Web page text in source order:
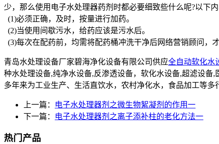
少，那么使用电子水处理器药剂时都必要细致些什么呢?以下
(1)必须正确，及时，按量进行加药。
(2)当使用间歇污水，给药应该是污水后。
(3)每次在配药前，均需将配药桶冲洗干净后网络营销顾问，
青岛水处理设备厂家碧海净化设备有限公司供应全自动软化水
种水处理设备,纯净水设备,反渗透设备，软化水设备,超滤设
多年来为工业生产、生活直饮水，农村净化水，食品加工等
上一篇：
电子水处理器剂之微生物絮凝剂的作用一
下一篇：
电子水处理器剂之离子添补柱的老化方法一
热门产品